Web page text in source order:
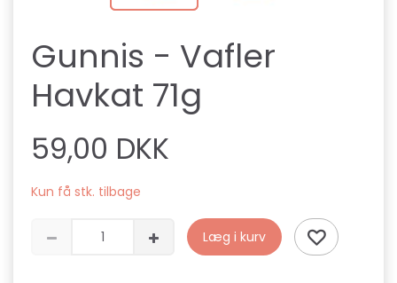
Gunnis - Vafler
Havkat 71g
59,00 DKK
Kun få stk. tilbage
Læg i kurv